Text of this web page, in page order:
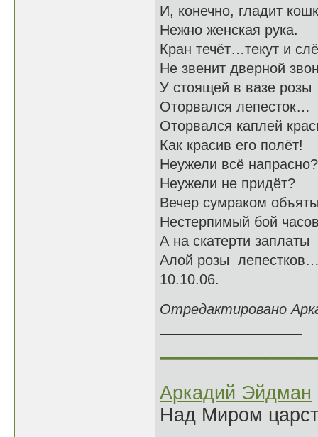
И, конечно, гладит
Нежно женская рука.
Кран течёт…текут и
Не звенит дверной
У стоящей в вазе розы
Оторвался лепесток…
Оторвался каплей
Как красив его полёт!
Неужели всё напрасно?
Неужели не придёт?
Вечер сумраком
Нестерпимый бой
А на скатерти заплаты
Алой розы
10.10.06.
Отредактировано
Аркадий Эйдман
Над Миром